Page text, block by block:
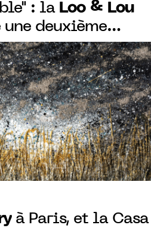
: la Loo & Lou
deuxième
à Pierre-
à Paris, et la Casa